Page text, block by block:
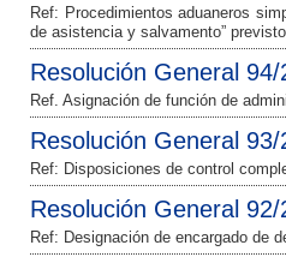
Ref: Procedimientos aduaneros
de asistencia y salvamento”
Resolución General 94/
Ref. Asignación de función de
Resolución General 93/
Ref: Disposiciones de control
Resolución General 92/
Ref: Designación de encargado de